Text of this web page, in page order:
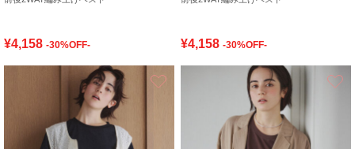
¥4,158 -30%OFF- ¥4,158 -30%OFF-